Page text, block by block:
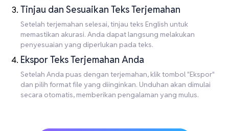
Tinjau dan Sesuaikan Teks Terjemahan
Setelah terjemahan selesai, tinjau teks English untuk
memastikan akurasi. Anda dapat langsung melakukan
penyesuaian yang diperlukan pada teks.
Ekspor Teks Terjemahan Anda
Setelah Anda puas dengan terjemahan, klik tombol "Ekspor"
dan pilih format file yang diinginkan. Unduhan akan dimulai
secara otomatis, memberikan pengalaman yang mulus.